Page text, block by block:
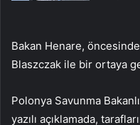
Bakan Henare,
Blaszczak ile bir ortaya
Polonya Savunma
yazılı açıklamada,